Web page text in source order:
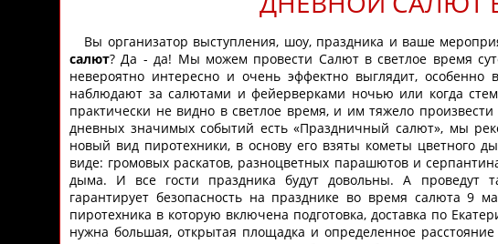
Вы организатор выступления, шоу, праздника и ваше
салют? Да - да! Мы можем провести Салют в светлое время
невероятно интересно и очень эффектно выглядит,
наблюдают за салютами и фейерверками ночью или когда
практически не видно в светлое время, и им тяжело
дневных значимых событий есть «Праздничный салют», мы
новый вид пиротехники, в основу его взяты кометы цветного
виде: громовых раскатов, разноцветных парашютов и
дыма. И все гости праздника будут довольны. А проведут
гарантирует безопасность на празднике во время салюта 9
пиротехника в которую включена подготовка, доставка по
нужна большая, открытая площадка и определенное